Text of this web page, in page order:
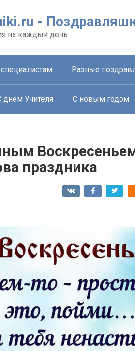
-
на каждый день
Разные
днем Учителя С новым годом
праздника